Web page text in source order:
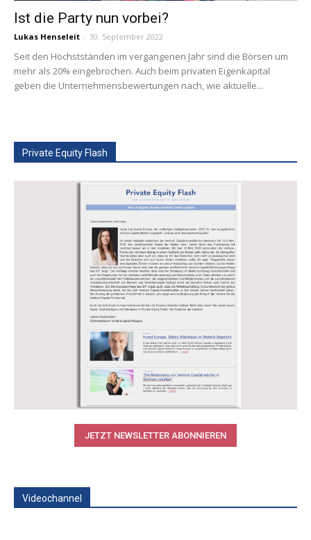
Ist die Party nun vorbei?
Lukas Henseleit - 30. September 2022
Seit den Höchstständen im vergangenen Jahr sind die Börsen um
mehr als 20% eingebrochen. Auch beim privaten Eigenkapital
geben die Unternehmensbewertungen nach, wie aktuelle...
Private Equity Flash
JETZT NEWSLETTER ABONNIEREN
Videochannel